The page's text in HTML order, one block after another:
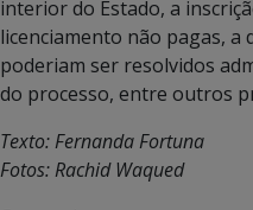
interior do Estado, a
licenciamento não pagas, a
poderiam ser resolvidos
do processo, entre outros
Texto: Fernanda Fortuna
Fotos: Rachid Waqued